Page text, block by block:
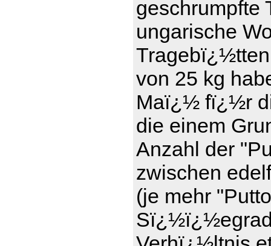
geschrumpfte
ungarische
von 25 kg
Maï¿½ fï¿½r
die einem
Anzahl der
zwischen
(je mehr